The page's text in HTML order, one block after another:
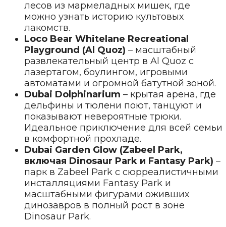
лесов из мармеладных мишек, где
можно узнать историю культовых
лакомств.
Loco Bear Whitelane Recreational
Playground (Al Quoz) – масштабный
развлекательный центр в Al Quoz с
лазертагом, боулингом, игровыми
автоматами и огромной батутной зоной.
Dubai Dolphinarium – крытая арена, где
дельфины и тюлени поют, танцуют и
показывают невероятные трюки.
Идеальное приключение для всей семьи
в комфортной прохладе.
Dubai Garden Glow (Zabeel Park,
включая Dinosaur Park и Fantasy Park) –
парк в Zabeel Park с сюрреалистичными
инсталляциями Fantasy Park и
масштабными фигурами оживших
динозавров в полный рост в зоне
Dinosaur Park.